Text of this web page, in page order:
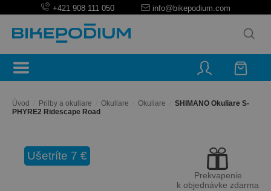
+421 908 111 050 info@bikepodium.com
Úvod Prilby a okuliare Okuliare Okuliare
SHIMANO Okuliare S-
PHYRE2 Ridescape Road
Ušetríte 7 €
Prekvapenie
k objednávke zdarma